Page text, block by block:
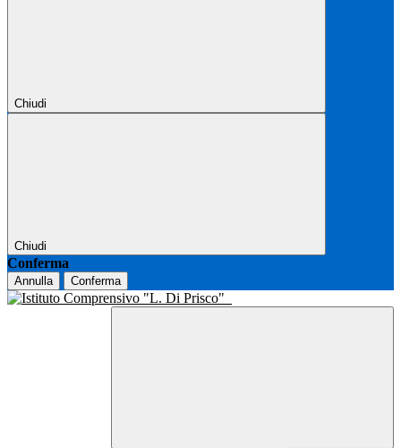
Chiudi
Chiudi
Conferma
Annulla Conferma